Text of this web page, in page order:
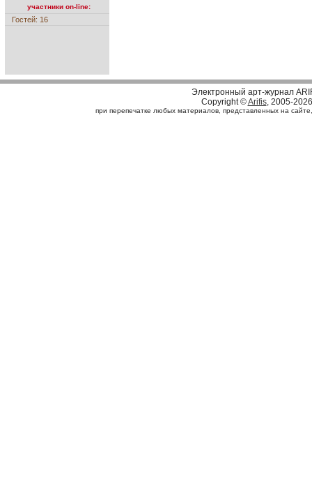
участники on-line:
Гостей: 16
Электронный арт-журнал
Copyright ©Arifis, 2005-2026
при перепечатке любых материалов, представленных на